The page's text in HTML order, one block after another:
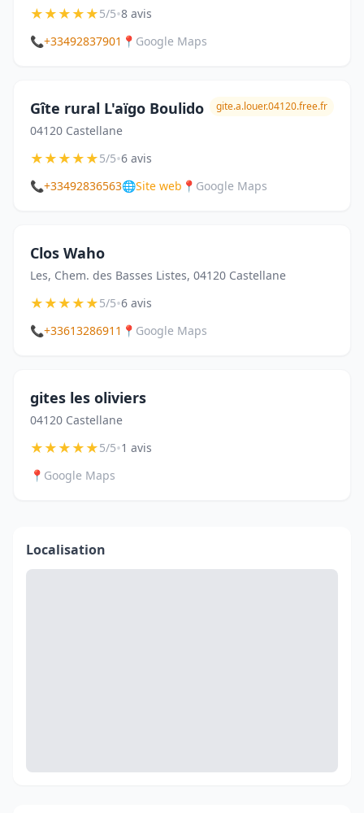
★★★★★5/5•8 avis
📞+33492837901 📍 Google Maps
Gîte rural L'aïgo Boulido
04120 Castellane
gite.a.louer.04120.free.fr
★★★★★5/5•6 avis
📞+33492836563🌐Site web 📍 Google Maps
Clos Waho
Les, Chem. des Basses Listes, 04120 Castellane
★★★★★5/5•6 avis
📞+33613286911 📍 Google Maps
gites les oliviers
04120 Castellane
★★★★★5/5•1 avis
📍 Google Maps
Localisation